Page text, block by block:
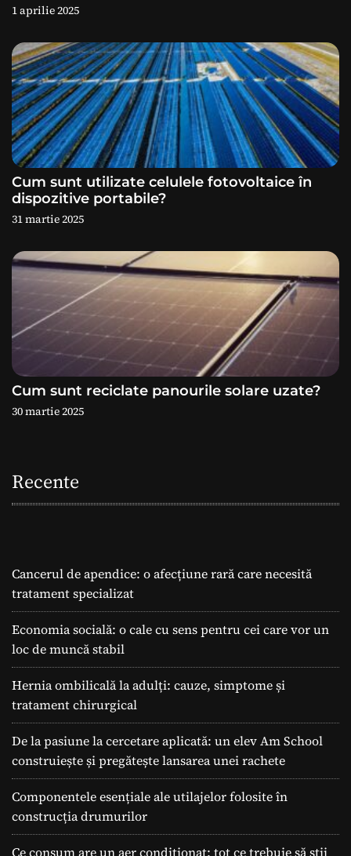
t
i
c
o
l
e
1 aprilie 2025
Cum sunt utilizate celulele fotovoltaice în
dispozitive portabile?
31 martie 2025
Cum sunt reciclate panourile solare uzate?
30 martie 2025
Recente
Cancerul de apendice: o afecțiune rară care necesită
tratament specializat
Economia socială: o cale cu sens pentru cei care vor un
loc de muncă stabil
Hernia ombilicală la adulți: cauze, simptome și
tratament chirurgical
De la pasiune la cercetare aplicată: un elev Am School
construiește și pregătește lansarea unei rachete
Componentele esențiale ale utilajelor folosite în
construcția drumurilor
Ce consum are un aer condiționat: tot ce trebuie să știi